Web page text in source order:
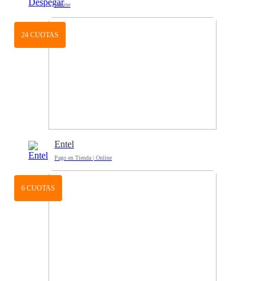
Online
24 CUOTAS
Entel
Pago en Tienda | Online
6 CUOTAS